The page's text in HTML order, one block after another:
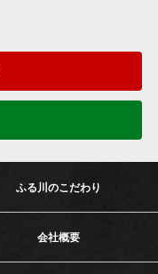
ふる川のこだわり
会社概要